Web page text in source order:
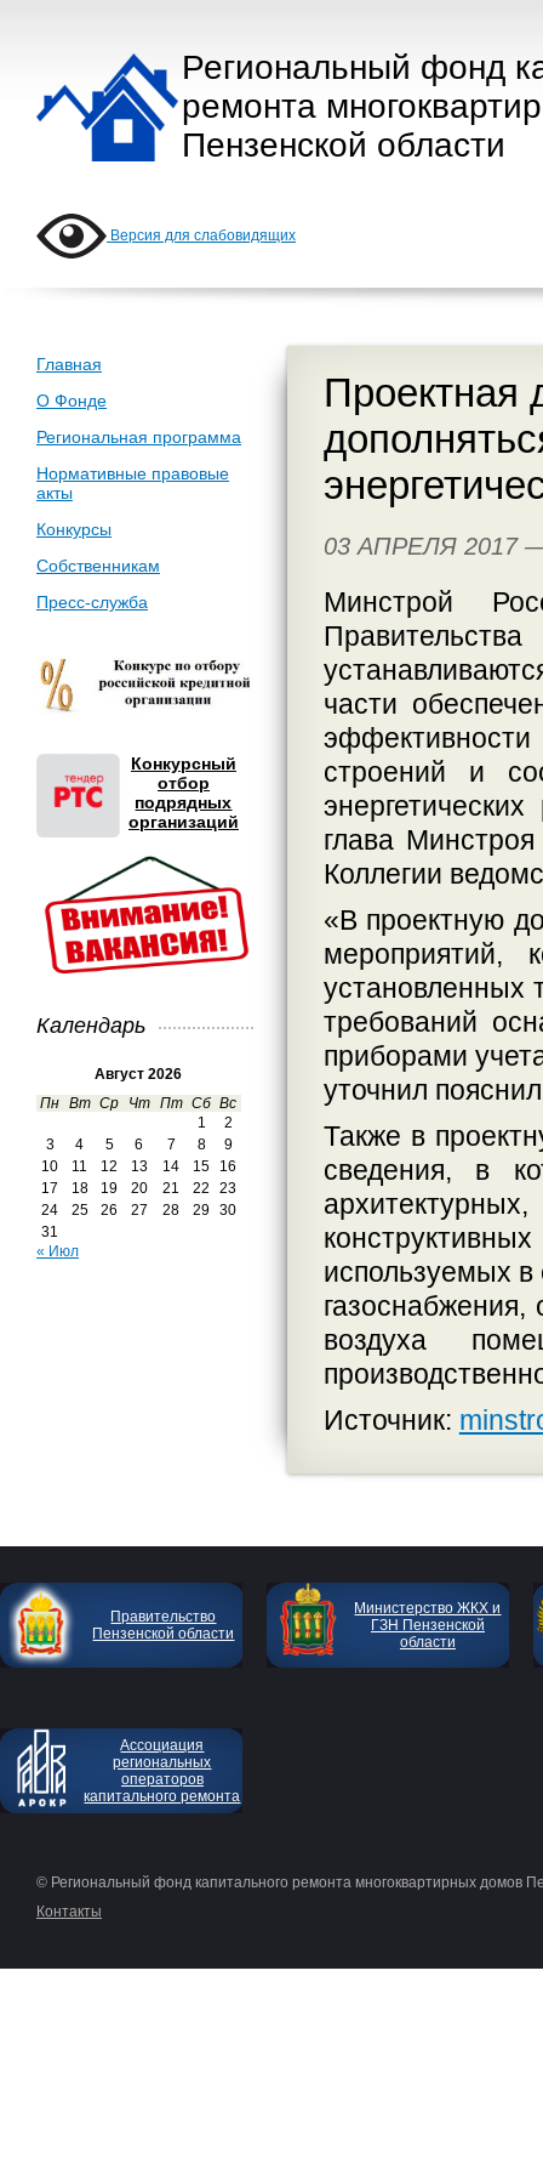
Региональный фонд
ремонта
Пензенской области
Версия для слабовидящих
Главная
О Фонде
Региональная программа
Нормативные правовые
акты
Конкурсы
Собственникам
Пресс-служба
Конкурсный
отбор
подрядных
организаций
Календарь
Август 2026
Пн Вт Ср Чт Пт Сб Вс
1
2
3
4 5 6 7 8
9
10
11 12 13 14 15
16
17
18 19 20 21 22
23
24
25 26 27 28 29
30
31
« Июл
Проектная
03 АПРЕЛЯ 2017
Минстрой
части
строений и
глава
Коллегии
«В проектную
мероприятий,
установленных
требований
приборами
уточнил
Также в
сведения, в
используемых в
газоснабжения,
воздуха
Источник:
Правительство
Пензенской области
Министерство ЖКХ и
ГЗН Пензенской
области
Ассоциация
региональных
операторов
капитального ремонта
© Региональный фонд капитального ремонта многоквартирных домов
Контакты